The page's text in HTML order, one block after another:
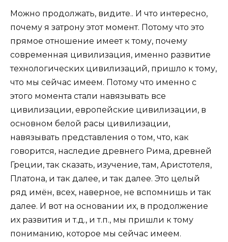
Можно продолжать, видите.. И что интересно,
почему я затрону этот момент. Потому что это
прямое отношение имеет к тому, почему
современная цивилизация, именно развитие
технологических цивилизаций, пришло к тому,
что мы сейчас имеем. Потому что именно с
этого момента стали навязывать все
цивилизации, европейские цивилизации, в
основном белой расы цивилизации,
навязывать представления о том, что, как
говорится, наследие древнего Рима, древней
Греции, так сказать, изучение, там, Аристотеля,
Платона, и так далее, и так далее. Это целый
ряд имён, всех, наверное, не вспомнишь и так
далее. И вот на основании их, в продолжение
их развития и т.д., и т.п., мы пришли к тому
пониманию, которое мы сейчас имеем.